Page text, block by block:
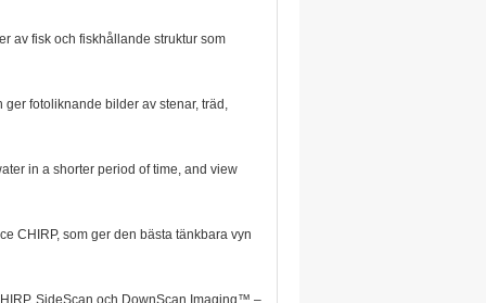
av fisk och fiskhållande struktur som
fotoliknande bilder av stenar, träd,
in a shorter period of time, and view
CHIRP, som ger den bästa tänkbara vyn
SideScan och DownScan Imaging™ –